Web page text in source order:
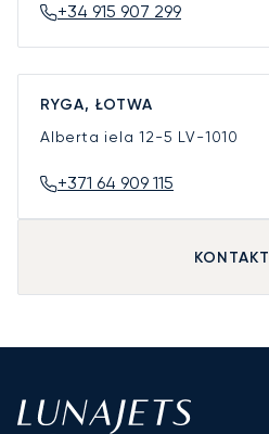
+34 915 907 299
RYGA, ŁOTWA
Alberta iela 12-5 LV-1010
+371 64 909 115
KONTAKT